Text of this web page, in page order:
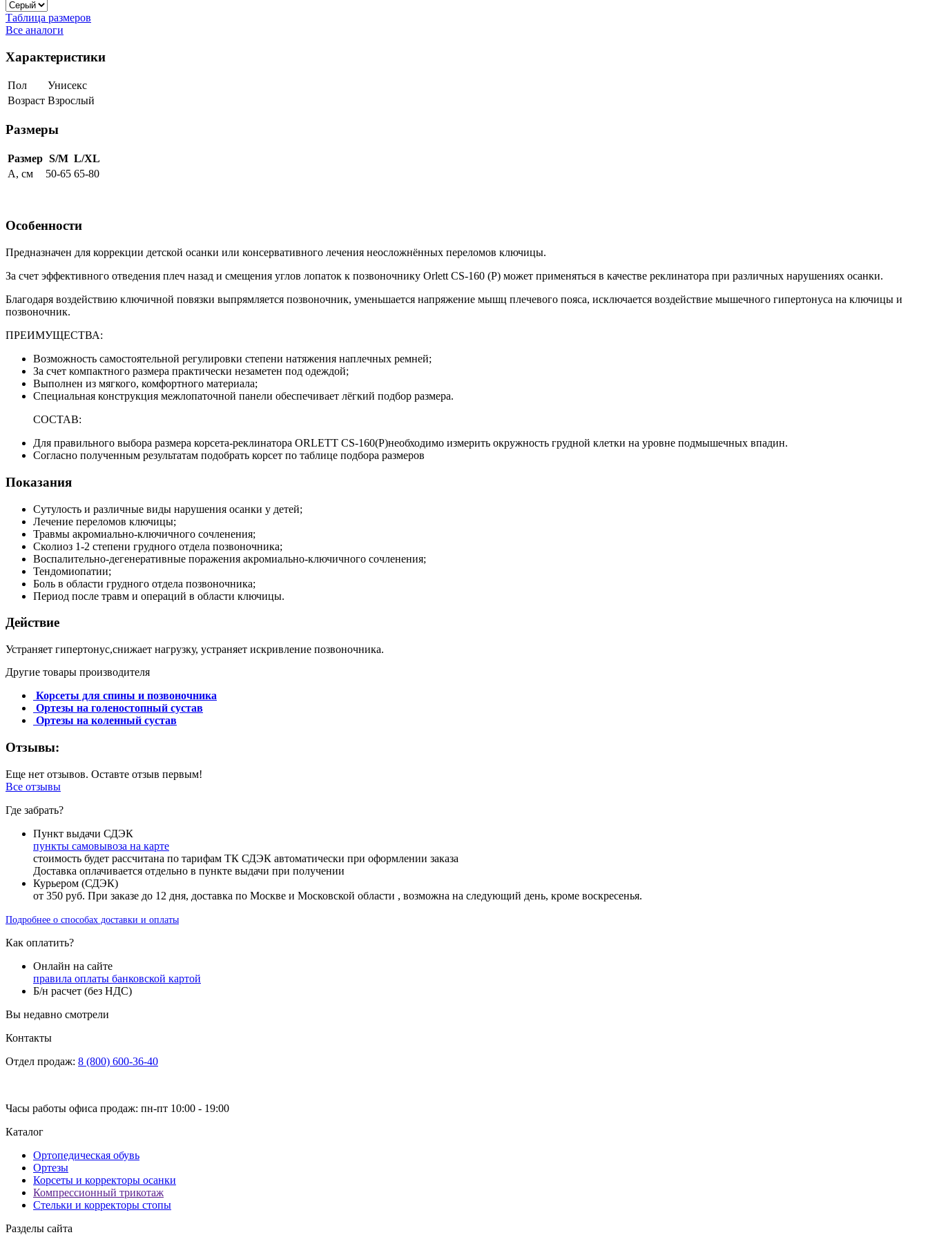
Таблица размеров
Все аналоги
Характеристики
Пол
Унисекс
Возраст Взрослый
Размеры
Размер S/M L/XL
А, см
50-65 65-80
Особенности
Предназначен для коррекции детской осанки или консервативного лечения неосложнённых переломов ключицы.
За счет эффективного отведения плеч назад и смещения углов лопаток к позвоночнику Orlett CS-160 (P) может применяться в качестве реклинатора при различных нарушениях осанки.
Благодаря воздействию ключичной повязки выпрямляется позвоночник, уменьшается напряжение мышц плечевого пояса, исключается воздействие мышечного гипертонуса на ключицы и
позвоночник.
ПРЕИМУЩЕСТВА:
Возможность самостоятельной регулировки степени натяжения наплечных ремней;
За счет компактного размера практически незаметен под одеждой;
Выполнен из мягкого, комфортного материала;
Специальная конструкция межлопаточной панели обеспечивает лёгкий подбор размера.
СОСТАВ:
Для правильного выбора размера корсета-реклинатора ORLETT СS-160(P)необходимо измерить окружность грудной клетки на уровне подмышечных впадин.
Согласно полученным результатам подобрать корсет по таблице подбора размеров
Показания
Сутулость и различные виды нарушения осанки у детей;
Лечение переломов ключицы;
Травмы акромиально-ключичного сочленения;
Сколиоз 1-2 степени грудного отдела позвоночника;
Воспалительно-дегенеративные поражения акромиально-ключичного сочленения;
Тендомиопатии;
Боль в области грудного отдела позвоночника;
Период после травм и операций в области ключицы.
Действие
Устраняет гипертонус,снижает нагрузку, устраняет искривление позвоночника.
Другие товары производителя
Корсеты для спины и позвоночника
Ортезы на голеностопный сустав
Ортезы на коленный сустав
Отзывы:
Еще нет отзывов. Оставте отзыв первым!
Все отзывы
Где забрать?
Пункт выдачи СДЭК
пункты самовывоза на карте
стоимость будет рассчитана по тарифам ТК СДЭК автоматически при оформлении заказа
Доставка оплачивается отдельно в пункте выдачи при получении
Курьером (СДЭК)
от 350 руб. При заказе до 12 дня, доставка по Москве и Московской области , возможна на следующий день, кроме воскресенья.
Подробнее о способах доставки и оплаты
Как оплатить?
Онлайн на сайте
правила оплаты банковской картой
Б/н расчет (без НДС)
Вы недавно смотрели
Контакты
Отдел продаж: 8 (800) 600-36-40
Часы работы офиса продаж: пн-пт 10:00 - 19:00
Каталог
Ортопедическая обувь
Ортезы
Корсеты и корректоры осанки
Компрессионный трикотаж
Стельки и корректоры стопы
Разделы сайта